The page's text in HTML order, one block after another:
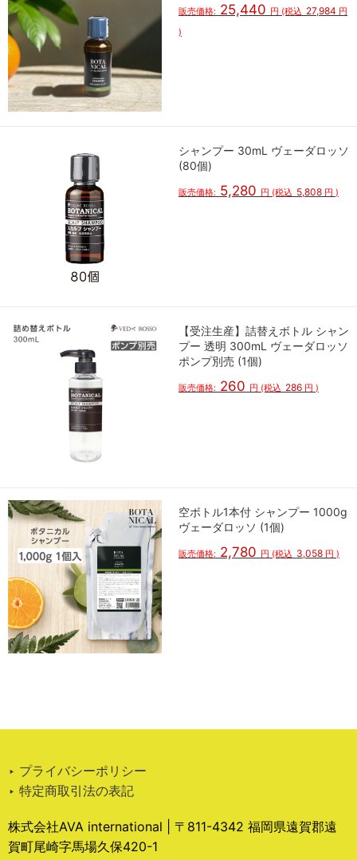
販売価格: 25,440 円 (税込 27,984 円
)
シャンプー 30mL ヴェーダロッソ
(80個)
販売価格: 5,280 円 (税込 5,808 円 )
【受注生産】詰替えボトル シャン
プー 透明 300mL ヴェーダロッソ
ポンプ別売 (1個)
販売価格: 260 円 (税込 286 円 )
空ボトル1本付 シャンプー 1000g
ヴェーダロッソ (1個)
販売価格: 2,780 円 (税込 3,058 円 )
‣ プライバシーポリシー
‣ 特定商取引法の表記
株式会社AVA international | 〒811-4342 福岡県遠賀郡遠
賀町尾崎字馬場久保420-1